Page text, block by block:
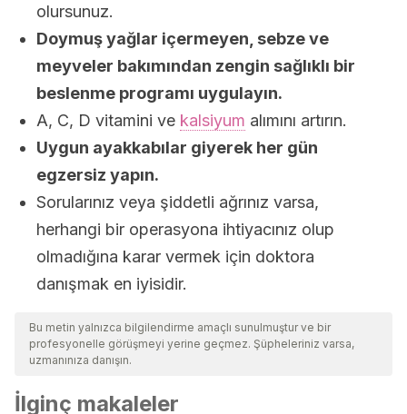
olursunuz.
Doymuş yağlar içermeyen, sebze ve
meyveler bakımından zengin sağlıklı bir
beslenme programı uygulayın.
A, C, D vitamini ve kalsiyum alımını artırın.
Uygun ayakkabılar giyerek her gün
egzersiz yapın.
Sorularınız veya şiddetli ağrınız varsa,
herhangi bir operasyona ihtiyacınız olup
olmadığına karar vermek için doktora
danışmak en iyisidir.
Bu metin yalnızca bilgilendirme amaçlı sunulmuştur ve bir
profesyonelle görüşmeyi yerine geçmez. Şüpheleriniz varsa,
uzmanınıza danışın.
İlginç makaleler